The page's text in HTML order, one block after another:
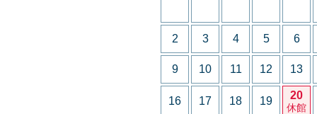
2 3 4 5 6
9 10 11 12 13
16 17 18 19 20
休館